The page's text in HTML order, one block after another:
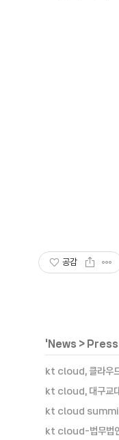
공감
' News >
kt cloud, 클라우
kt cloud, 대구교대
kt cloud summit
kt cloud-법무법인